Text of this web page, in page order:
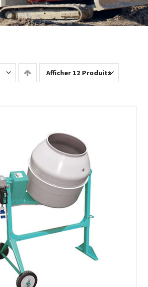
Afficher 12 Produits
LES DATES
LE PRODUIT